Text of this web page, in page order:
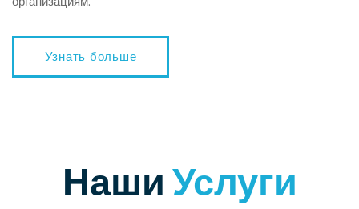
Узнать больше
НашиУслуги